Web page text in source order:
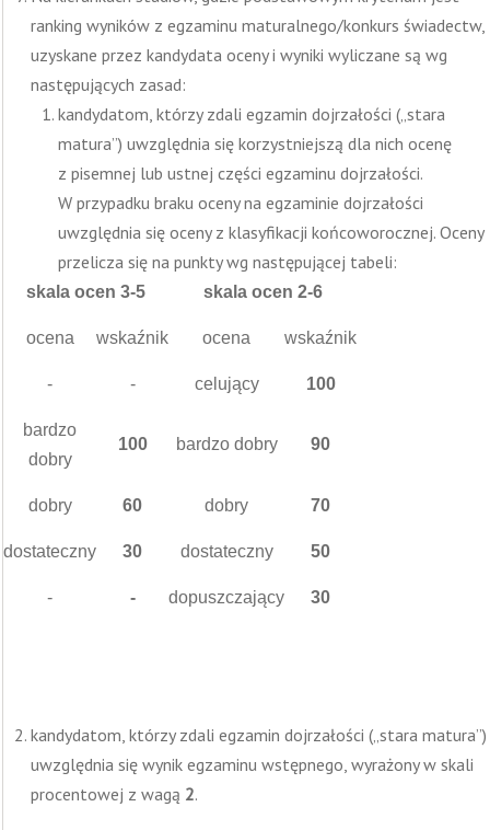
ranking wyników z egzaminu maturalnego/konkurs świadectw,
uzyskane przez kandydata oceny i wyniki wyliczane są wg
następujących zasad:
kandydatom, którzy zdali egzamin dojrzałości („stara
matura”) uwzględnia się korzystniejszą dla nich ocenę
z pisemnej lub ustnej części egzaminu dojrzałości.
W przypadku braku oceny na egzaminie dojrzałości
uwzględnia się oceny z klasyfikacji końcoworocznej. Oceny
przelicza się na punkty wg następującej tabeli:
skala ocen 3-5 skala ocen 2-6
ocena wskaźnik ocena wskaźnik
- - celujący 100
bardzo
dobry
100 bardzo dobry 90
dobry 60 dobry 70
dostateczny 30 dostateczny 50
- - dopuszczający 30
kandydatom, którzy zdali egzamin dojrzałości („stara matura”)
uwzględnia się wynik egzaminu wstępnego, wyrażony w skali
procentowej z wagą 2.